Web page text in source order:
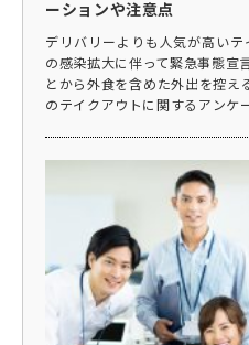
ーションや注意点
デリバリーよりも人気が高い
の感染拡大に伴って緊急事態宣
とから外食を含めた外出を控え
のテイクアウトに関するアンケ